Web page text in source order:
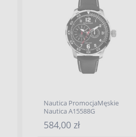
Nautica PromocjaMęskie
Nautica A15588G
584,00 zł